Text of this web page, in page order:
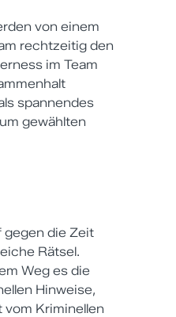
von einem
rechtzeitig den
im Team
spannendes
gewählten
gegen die Zeit
Rätsel.
Weg es die
Hinweise,
vom Kriminellen